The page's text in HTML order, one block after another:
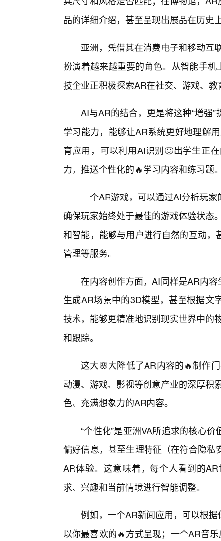
品的详细介绍，甚至呈现出展品在历史
亚洲，凭借其在消费电子和移动互
扮演着越来越重要的角色。从智能手
技企业正积极探索AR在社交、游戏、
AI与AR的结合，更是将这种“增强
学习能力，能够让AR系统更好地理解
育应用，可以利用AI识别🙂出学生正
力，推送个性化的🔥学习内容和练习题
一个AR游戏，可以通过AI分析玩
确保玩家始终处于最佳的游戏体验状态
和智能，能够与用户进行自然的互动
管理等服务。
在内容创作方面，AI同样是AR内
生成AR场景中的3D模型，甚至根据文
技术，能够更精准地识别现实世界中的
和跟踪。
这大🌸大降低了AR内容的🔥制作
动漫、游戏、影视等创意产业的深厚积
色、充满想象力的AR内容。
“个性化”是亚洲VA所追求的核心
偏好信息，甚至生理特征（在符合隐
AR体验。这意味着，每个人看到的
求、兴趣和当前情境进行智能调整。
例如，一个AR新闻应用，可以根
以你最喜欢的🔥方式呈现；一个AR音